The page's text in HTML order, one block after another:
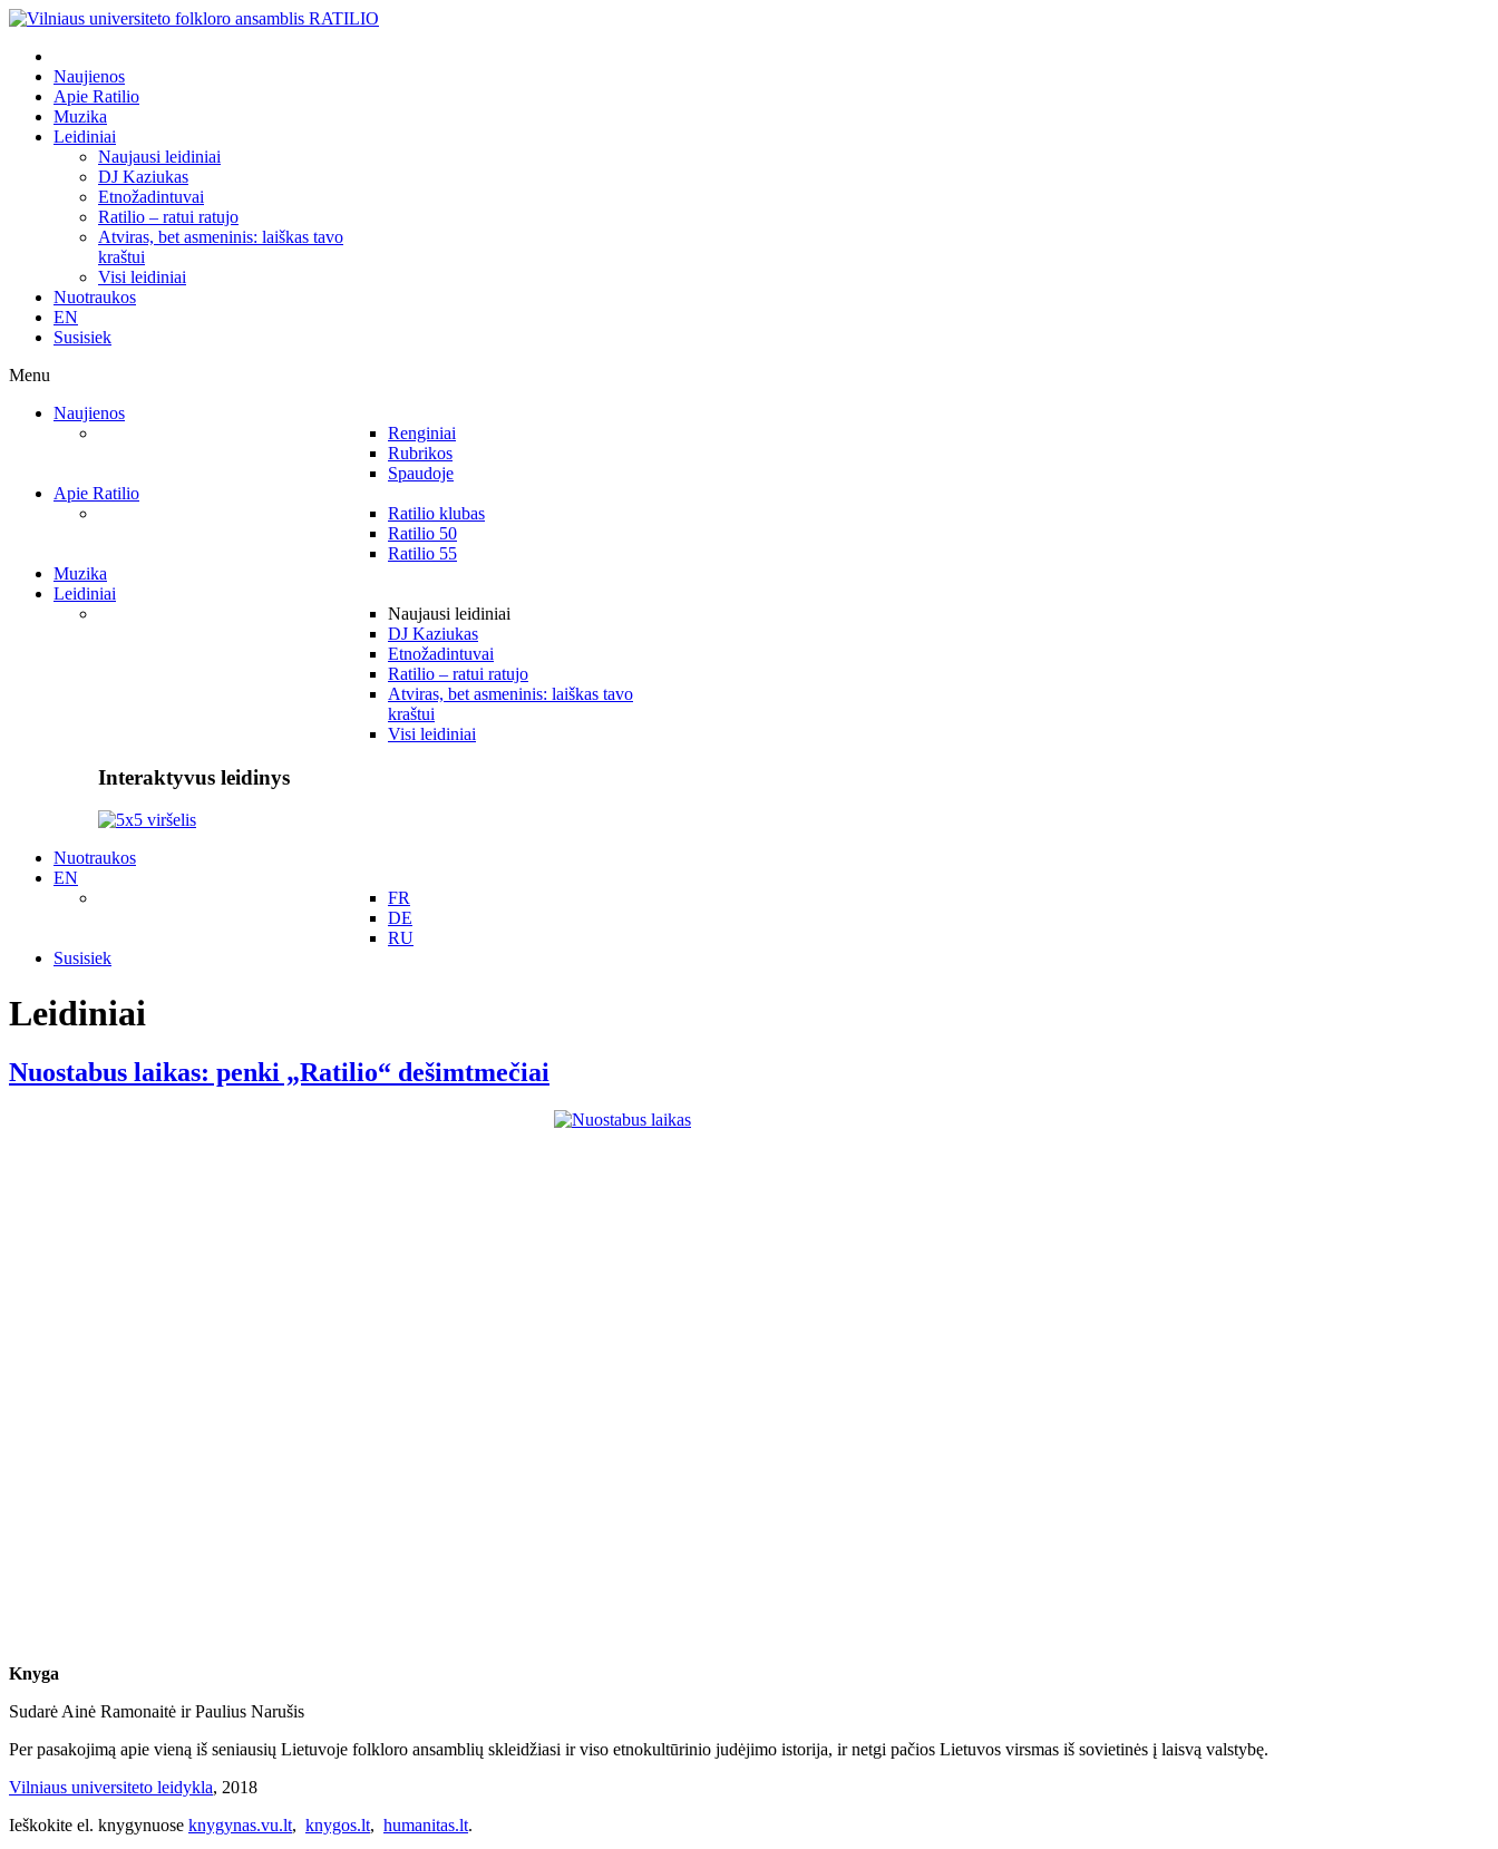
Naujienos
Apie Ratilio
Muzika
Leidiniai
Naujausi leidiniai
DJ Kaziukas
Etnožadintuvai
Ratilio – ratui ratujo
Atviras, bet asmeninis: laiškas tavo
kraštui
Visi leidiniai
Nuotraukos
EN
Susisiek
Menu
Naujienos
Renginiai
Rubrikos
Spaudoje
Apie Ratilio
Ratilio klubas
Ratilio 50
Ratilio 55
Muzika
Leidiniai
Naujausi leidiniai
DJ Kaziukas
Etnožadintuvai
Ratilio – ratui ratujo
Atviras, bet asmeninis: laiškas tavo
kraštui
Visi leidiniai
Interaktyvus leidinys
Nuotraukos
EN
FR
DE
RU
Susisiek
Leidiniai
Nuostabus laikas: penki „Ratilio“ dešimtmečiai
Knyga
Sudarė Ainė Ramonaitė ir Paulius Narušis
Per pasakojimą apie vieną iš seniausių Lietuvoje folkloro ansamblių skleidžiasi ir viso etnokultūrinio judėjimo istorija, ir netgi pačios Lietuvos virsmas iš sovietinės į laisvą valstybę.
Vilniaus universiteto leidykla, 2018
Ieškokite el. knygynuose knygynas.vu.lt, knygos.lt, humanitas.lt.